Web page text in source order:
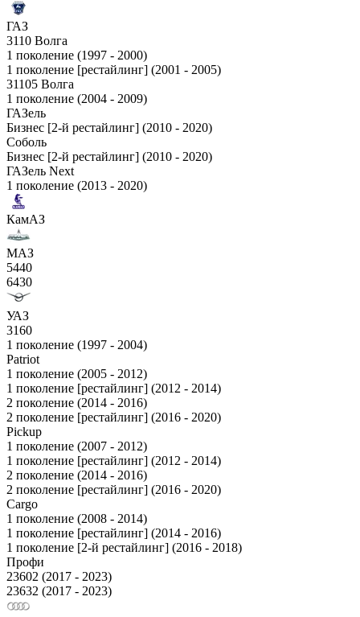
ГАЗ
3110 Волга
1 поколение (1997 - 2000)
1 поколение [рестайлинг] (2001 - 2005)
31105 Волга
1 поколение (2004 - 2009)
ГАЗель
Бизнес [2-й рестайлинг] (2010 - 2020)
Соболь
Бизнес [2-й рестайлинг] (2010 - 2020)
ГАЗель Next
1 поколение (2013 - 2020)
КамАЗ
МАЗ
5440
6430
УАЗ
3160
1 поколение (1997 - 2004)
Patriot
1 поколение (2005 - 2012)
1 поколение [рестайлинг] (2012 - 2014)
2 поколение (2014 - 2016)
2 поколение [рестайлинг] (2016 - 2020)
Pickup
1 поколение (2007 - 2012)
1 поколение [рестайлинг] (2012 - 2014)
2 поколение (2014 - 2016)
2 поколение [рестайлинг] (2016 - 2020)
Cargo
1 поколение (2008 - 2014)
1 поколение [рестайлинг] (2014 - 2016)
1 поколение [2-й рестайлинг] (2016 - 2018)
Профи
23602 (2017 - 2023)
23632 (2017 - 2023)